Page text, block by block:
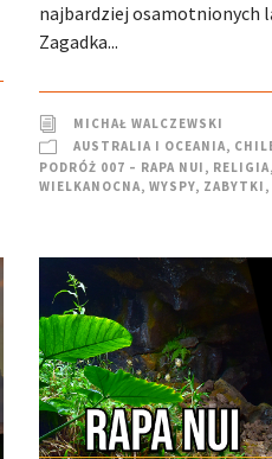
najbardziej osamotnionych
Zagadka...
MICHAŁ WALCZEWSKI
AUSTRALIA I OCEANIA,
PODRÓŻ 007 – RAPA NUI , RELIGIA,
WIELKANOCNA, WYSPY, ZABYTKI ,